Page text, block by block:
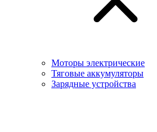
Моторы электрические
Тяговые аккумуляторы
Зарядные устройства